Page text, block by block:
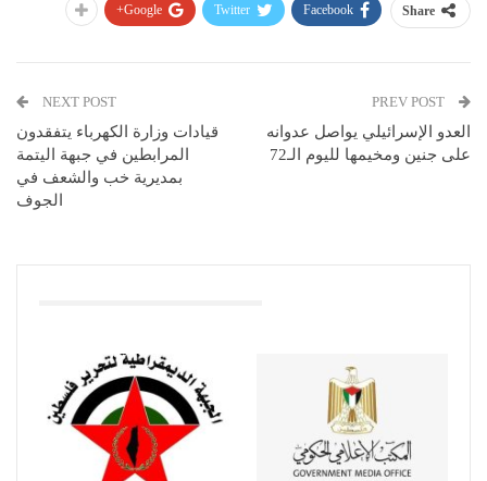
Share
Facebook
Twitter
Google+
العدو الإسرائيلي يواصل عدوانه
على جنين ومخيمها لليوم الـ72
NEXT POST
قيادات وزارة الكهرباء يتفقدون
المرابطين في جبهة اليتمة
بمديرية خب والشعف في
الجوف